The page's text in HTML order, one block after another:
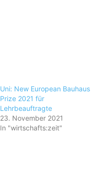
Uni: New European Bauhaus
Prize 2021 für
Lehrbeauftragte
23. November 2021
In "wirtschafts:zeit"